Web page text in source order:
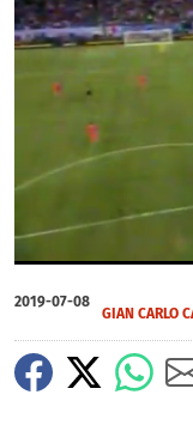
of
58
2019-07-08
GIAN CARLO